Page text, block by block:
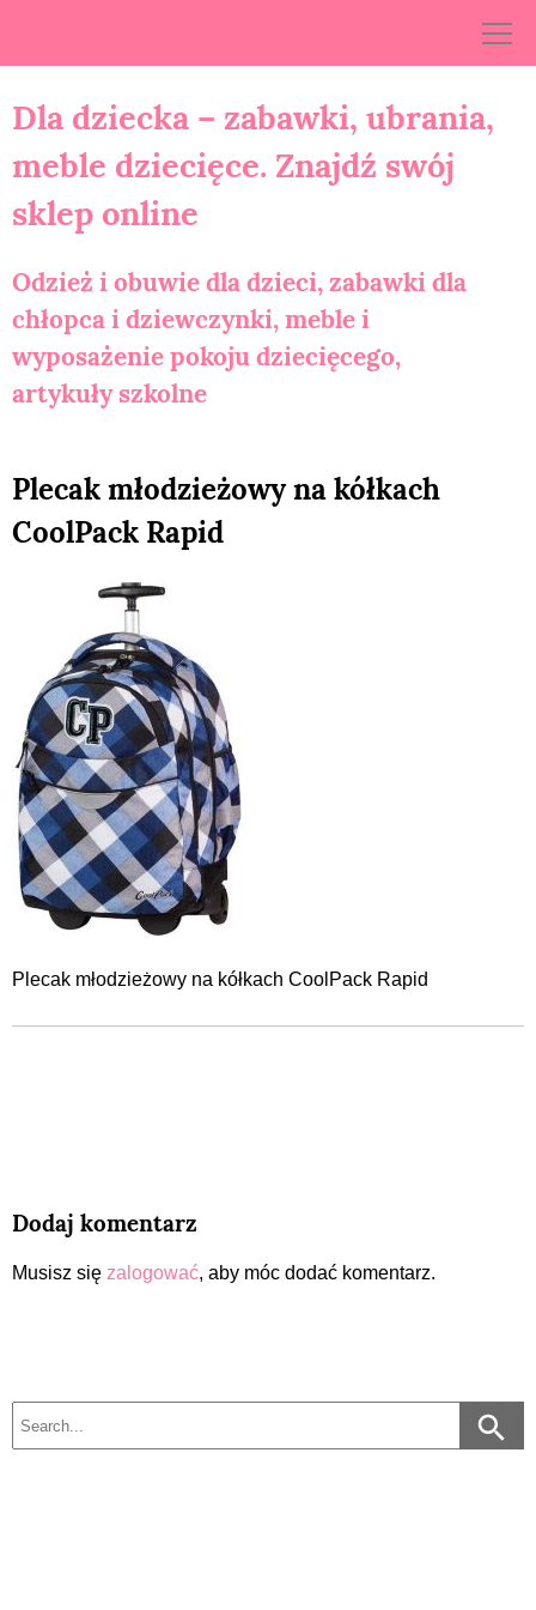
Dla dziecka – zabawki, ubrania,
meble dziecięce. Znajdź swój
sklep online
Odzież i obuwie dla dzieci, zabawki dla
chłopca i dziewczynki, meble i
wyposażenie pokoju dziecięcego,
artykuły szkolne
Plecak młodzieżowy na kółkach
CoolPack Rapid
Plecak młodzieżowy na kółkach CoolPack Rapid
Dodaj komentarz
Musisz się zalogować, aby móc dodać komentarz.